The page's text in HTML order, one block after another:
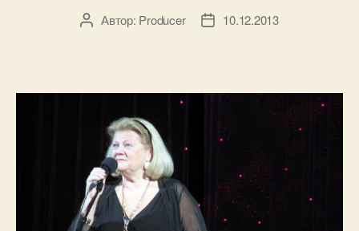
—
АвторАвтор: Producer
Дата10.12.2013